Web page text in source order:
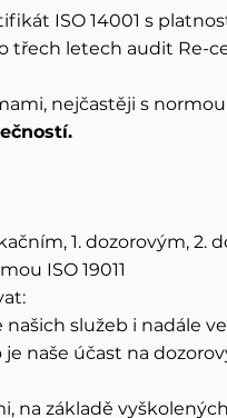
ISO 14001 s
třech letech audit Re-
nejčastěji s normou
1. dozorovým, 2.
ISO 19011
služeb i nadále
naše účast na
na základě